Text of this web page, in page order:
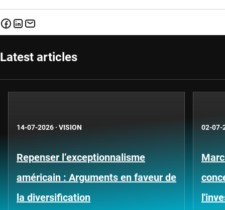
Latest articles
14-07-2026 · VISION
Repenser l’exceptionnalisme
américain : Arguments en faveur de
la diversification
02-07-